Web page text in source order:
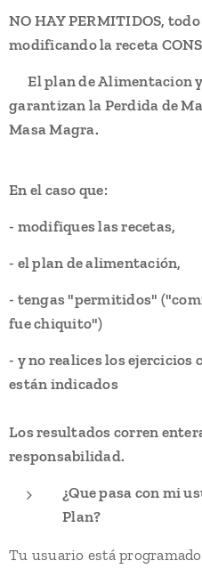
NO HAY PERMITIDOS,
modificando la receta
👉🏻El plan de
garantizan la Perdida de
Masa Magra.
En el caso que:
- modifiques las recetas,
- el plan de alimentación,
- tengas "permitidos"
fue chiquito")
- y no realices los ejercicios
están indicados
Los resultados corren
responsabilidad.
¿Que pasa con mi
Plan?
Tu usuario está